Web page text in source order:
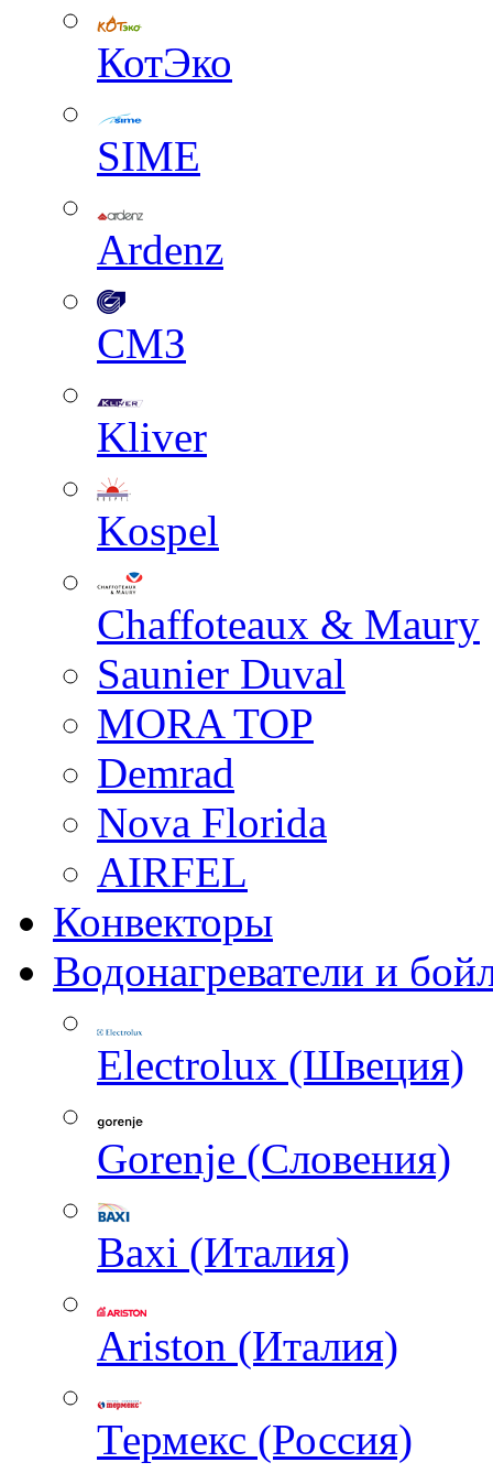
КотЭко
SIME
Ardenz
СМЗ
Kliver
Kospel
Chaffoteaux & Maury
Saunier Duval
MORA TOP
Demrad
Nova Florida
AIRFEL
Конвекторы
Водонагреватели и
Electrolux (Швеция)
Gorenje (Словения)
Baxi (Италия)
Ariston (Италия)
Термекс (Россия)